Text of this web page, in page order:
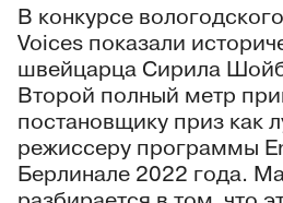
В конкурсе
Voices показали
швейцарца Сирила
Второй полный метр
постановщику приз как
режиссеру программы
Берлинале 2022 года.